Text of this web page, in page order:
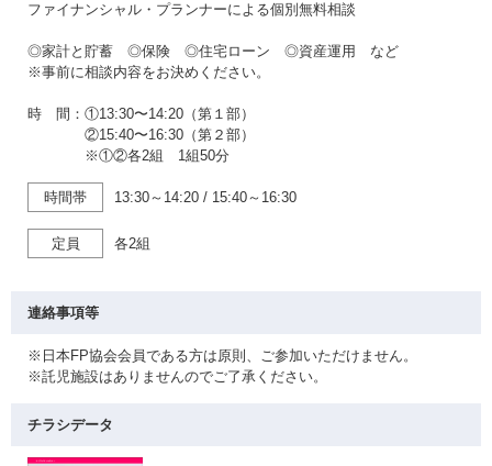
ファイナンシャル・プランナーによる個別無料相談
◎家計と貯蓄 ◎保険 ◎住宅ローン ◎資産運用 など
※事前に相談内容をお決めください。
時 間：①13:30〜14:20（第１部）
②15:40〜16:30（第２部）
※①②各2組 1組50分
時間帯 13:30～14:20 / 15:40～16:30
定員 各2組
連絡事項等
※日本FP協会会員である方は原則、ご参加いただけません。
※託児施設はありませんのでご了承ください。
チラシデータ